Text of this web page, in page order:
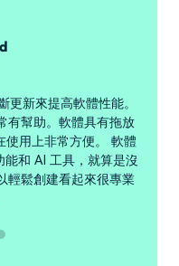
更新來提高軟體性能。
有幫助。軟體具有拖放
使用上非常方便。 軟體
和 AI 工具，就算是沒
輕鬆創建看起來很專業